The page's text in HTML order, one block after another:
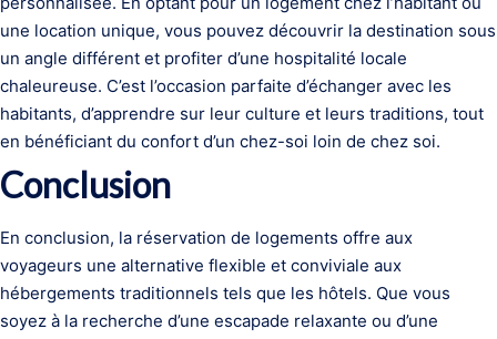
une location unique, vous pouvez découvrir la destination sous
un angle différent et profiter d’une hospitalité locale
chaleureuse. C’est l’occasion parfaite d’échanger avec les
habitants, d’apprendre sur leur culture et leurs traditions, tout
en bénéficiant du confort d’un chez-soi loin de chez soi.
Conclusion
En conclusion, la réservation de logements offre aux
voyageurs une alternative flexible et conviviale aux
hébergements traditionnels tels que les hôtels. Que vous
soyez à la recherche d’une escapade relaxante ou d’une